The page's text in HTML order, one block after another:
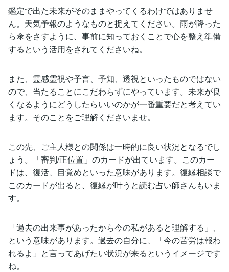
鑑定で出た未来がそのままやってくるわけではありませ
ん。天気予報のようなものと捉えてください。雨が降った
ら傘をさすように、事前に知っておくことで心を整え準備
するという活用をされてくださいね。
また、霊感霊視や予言、予知、透視といったものではない
ので、当たることにこだわらずにやっています。未来が良
くなるようにどうしたらいいのかが一番重要だと考えてい
ます。そのことをご理解くださいませ。
この先、ご主人様との関係は一時的に良い状況となるでし
ょう。「審判/正位置」のカードが出ています。このカー
ドは、復活、目覚めといった意味があります。復縁相談で
このカードが出ると、復縁が叶うと読む占い師さんもいま
す。
「過去の出来事があったから今の私があると理解する」、
という意味があります。過去の自分に、「今の苦労は報わ
れるよ」と言ってあげたい状況が来るというイメージです
ね。